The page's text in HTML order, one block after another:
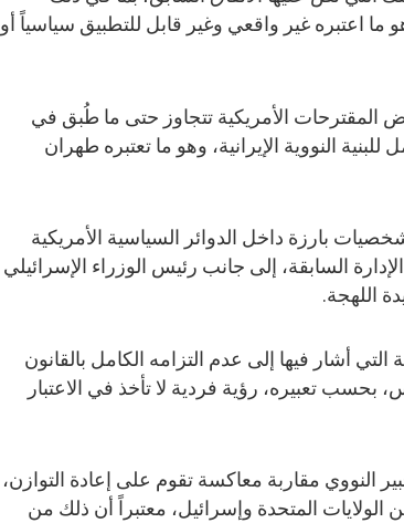
اعتبره غير واقعي وغير قابل للتطبيق سياسياً أو
المقترحات الأمريكية تتجاوز حتى ما طُبق في
النووية الإيرانية، وهو ما تعتبره طهران
بارزة داخل الدوائر السياسية الأمريكية
السابقة، إلى جانب رئيس الوزراء الإسرائيلي
اللهجة.
أشار فيها إلى عدم التزامه الكامل بالقانون
تعبيره، رؤية فردية لا تأخذ في الاعتبار
النووي مقاربة معاكسة تقوم على إعادة التوازن،
المتحدة وإسرائيل، معتبراً أن ذلك من